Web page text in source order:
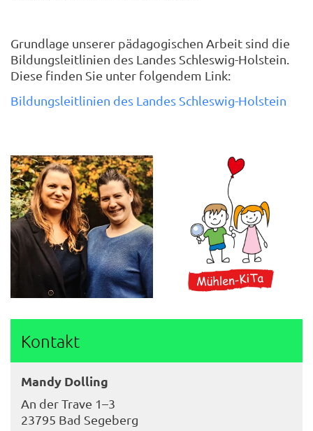
Grundlage unserer pädagogischen Arbeit sind die
Bildungsleitlinien des Landes Schleswig-Holstein.
Diese finden Sie unter folgendem Link:
Bildungsleitlinien des Landes Schleswig-Holstein
Kontakt
Mandy Dolling
An der Trave 1–3
23795 Bad Segeberg